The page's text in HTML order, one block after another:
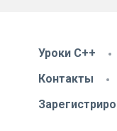
Уроки C++
Контакты